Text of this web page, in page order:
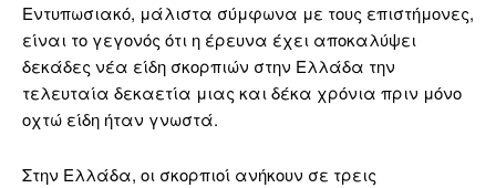
Εντυπωσιακό, μάλιστα σύμφωνα με τους επιστήμονες,
είναι το γεγονός ότι η έρευνα έχει αποκαλύψει
δεκάδες νέα είδη σκορπιών στην Ελλάδα την
τελευταία δεκαετία μιας και δέκα χρόνια πριν μόνο
οχτώ είδη ήταν γνωστά.
Στην Ελλάδα, οι σκορπιοί ανήκουν σε τρεις